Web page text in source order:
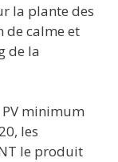
la plante des
de calme et
de la
minimum
les
le produit